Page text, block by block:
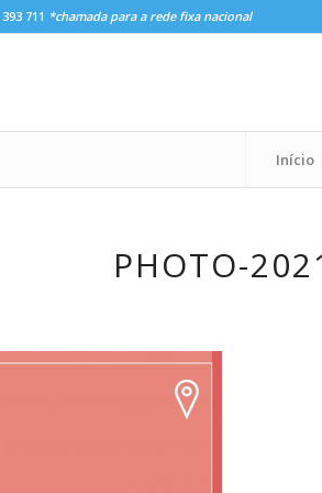
711 *chamada para a rede fixa nacional
Início
PHOTO-